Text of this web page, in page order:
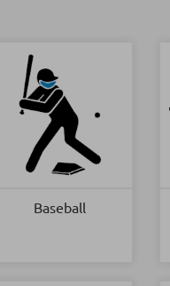
Baseball